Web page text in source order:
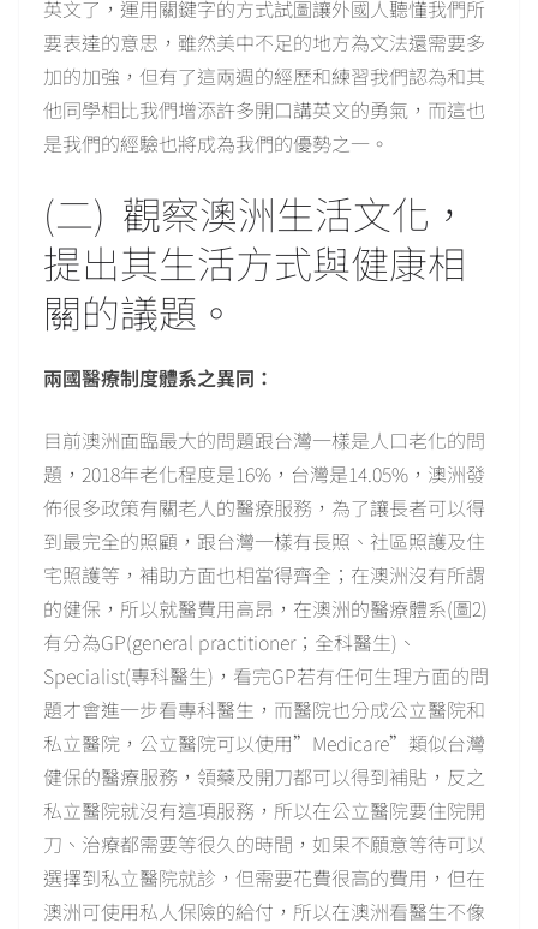
英文了，運用關鍵字的方式試圖讓外國人聽懂我們所
要表達的意思，雖然美中不足的地方為文法還需要多
加的加強，但有了這兩週的經歷和練習我們認為和其
他同學相比我們增添許多開口講英文的勇氣，而這也
是我們的經驗也將成為我們的優勢之一。
(二) 觀察澳洲生活文化，
提出其生活方式與健康相
關的議題。
兩國醫療制度體系之異同：
目前澳洲面臨最大的問題跟台灣一樣是人口老化的問
題，2018年老化程度是16%，台灣是14.05%，澳洲發
佈很多政策有關老人的醫療服務，為了讓長者可以得
到最完全的照顧，跟台灣一樣有長照、社區照護及住
宅照護等，補助方面也相當得齊全；在澳洲沒有所謂
的健保，所以就醫費用高昂，在澳洲的醫療體系(圖2)
有分為GP(general practitioner；全科醫生)、
Specialist(專科醫生)，看完GP若有任何生理方面的問
題才會進一步看專科醫生，而醫院也分成公立醫院和
私立醫院，公立醫院可以使用”Medicare”類似台灣
健保的醫療服務，領藥及開刀都可以得到補貼，反之
私立醫院就沒有這項服務，所以在公立醫院要住院開
刀、治療都需要等很久的時間，如果不願意等待可以
選擇到私立醫院就診，但需要花費很高的費用，但在
澳洲可使用私人保險的給付，所以在澳洲看醫生不像